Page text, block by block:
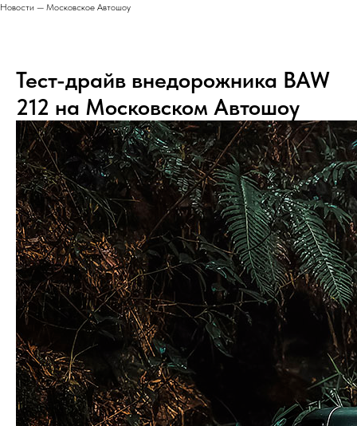
Новости — Московское Автошоу
Тест-драйв внедорожника BAW
212 на Московском Автошоу